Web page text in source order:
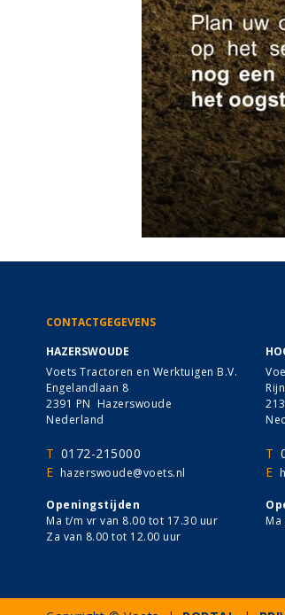
CONTACTGEGEVENS
HAZERSWOUDE
Voets Tractoren en Werktuigen B.V.
Engelandlaan 8
2391 PN Hazerswoude
Nederland
T 0172-215000
E hazerswoude@voets.nl
Openingstijden
Ma t/m vr van 8.00 tot 17.30 uur
Za van 8.00 tot 12.00 uur
T
E
Ma